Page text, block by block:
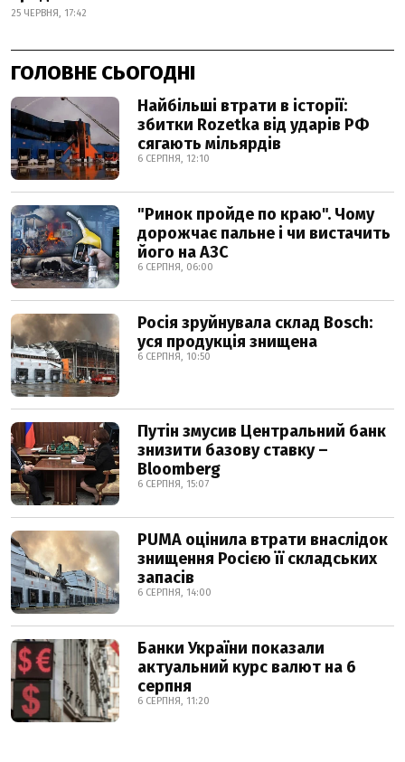
25 ЧЕРВНЯ, 17:42
ГОЛОВНЕ СЬОГОДНІ
Найбільші втрати в історії:
збитки Rozetka від ударів РФ
сягають мільярдів
6 СЕРПНЯ, 12:10
"Ринок пройде по краю". Чому
дорожчає пальне і чи вистачить
його на АЗС
6 СЕРПНЯ, 06:00
Росія зруйнувала склад Bosch:
уся продукція знищена
6 СЕРПНЯ, 10:50
Путін змусив Центральний банк
знизити базову ставку –
Bloomberg
6 СЕРПНЯ, 15:07
PUMA оцінила втрати внаслідок
знищення Росією її складських
запасів
6 СЕРПНЯ, 14:00
Банки України показали
актуальний курс валют на 6
серпня
6 СЕРПНЯ, 11:20